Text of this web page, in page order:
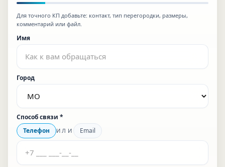
Для точного КП добавьте: контакт, тип перегородки, размеры,
комментарий или файл.
Имя
Город
Способ связи *
Телефон
ИЛИ Email
Телефон *